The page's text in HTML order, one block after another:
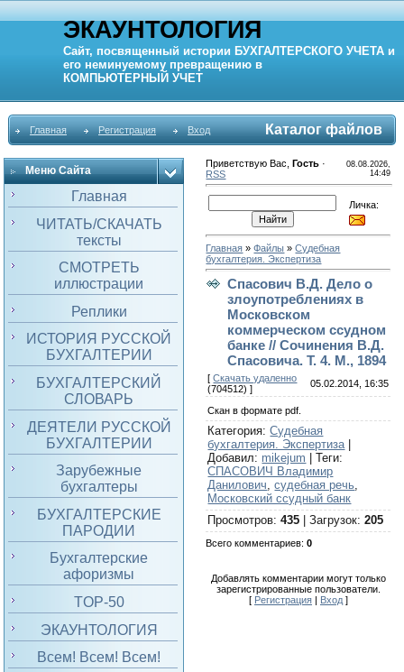
ЭКАУНТОЛОГИЯ
Сайт, посвященный истории БУХГАЛТЕРСКОГО УЧЕТА и
его неминуемому превращению в
КОМПЬЮТЕРНЫЙ УЧЕТ
Главная Регистрация Вход Каталог файлов
Меню Сайта
Главная
ЧИТАТЬ/СКАЧАТЬ
тексты
СМОТРЕТЬ
иллюстрации
Реплики
ИСТОРИЯ РУССКОЙ
БУХГАЛТЕРИИ
БУХГАЛТЕРСКИЙ
СЛОВАРЬ
ДЕЯТЕЛИ РУССКОЙ
БУХГАЛТЕРИИ
Зарубежные
бухгалтеры
БУХГАЛТЕРСКИЕ
ПАРОДИИ
Бухгалтерские
афоризмы
TOP-50
ЭКАУНТОЛОГИЯ
Всем! Всем! Всем!
Приветствую Вас ,Гость ·
RSS
08.08.2026,
14:49
Личка:
Главная »Файлы »Судебная
бухгалтерия. Экспертиза
Спасович В.Д. Дело о
злоупотреблениях в
Московском
коммерческом ссудном
банке // Сочинения В.Д.
Спасовича. Т. 4. М., 1894
[Скачать удаленно
(704512) ]
05.02.2014, 16:35
Скан в формате pdf.
Категория:Судебная
бухгалтерия. Экспертиза|
Добавил: mikejum |Теги:
СПАСОВИЧ Владимир
Данилович,судебная речь,
Московский ссудный банк
Просмотров:435 |Загрузок:205
Всего комментариев:0
Добавлять комментарии могут только
зарегистрированные пользователи.
[ Регистрация| Вход]